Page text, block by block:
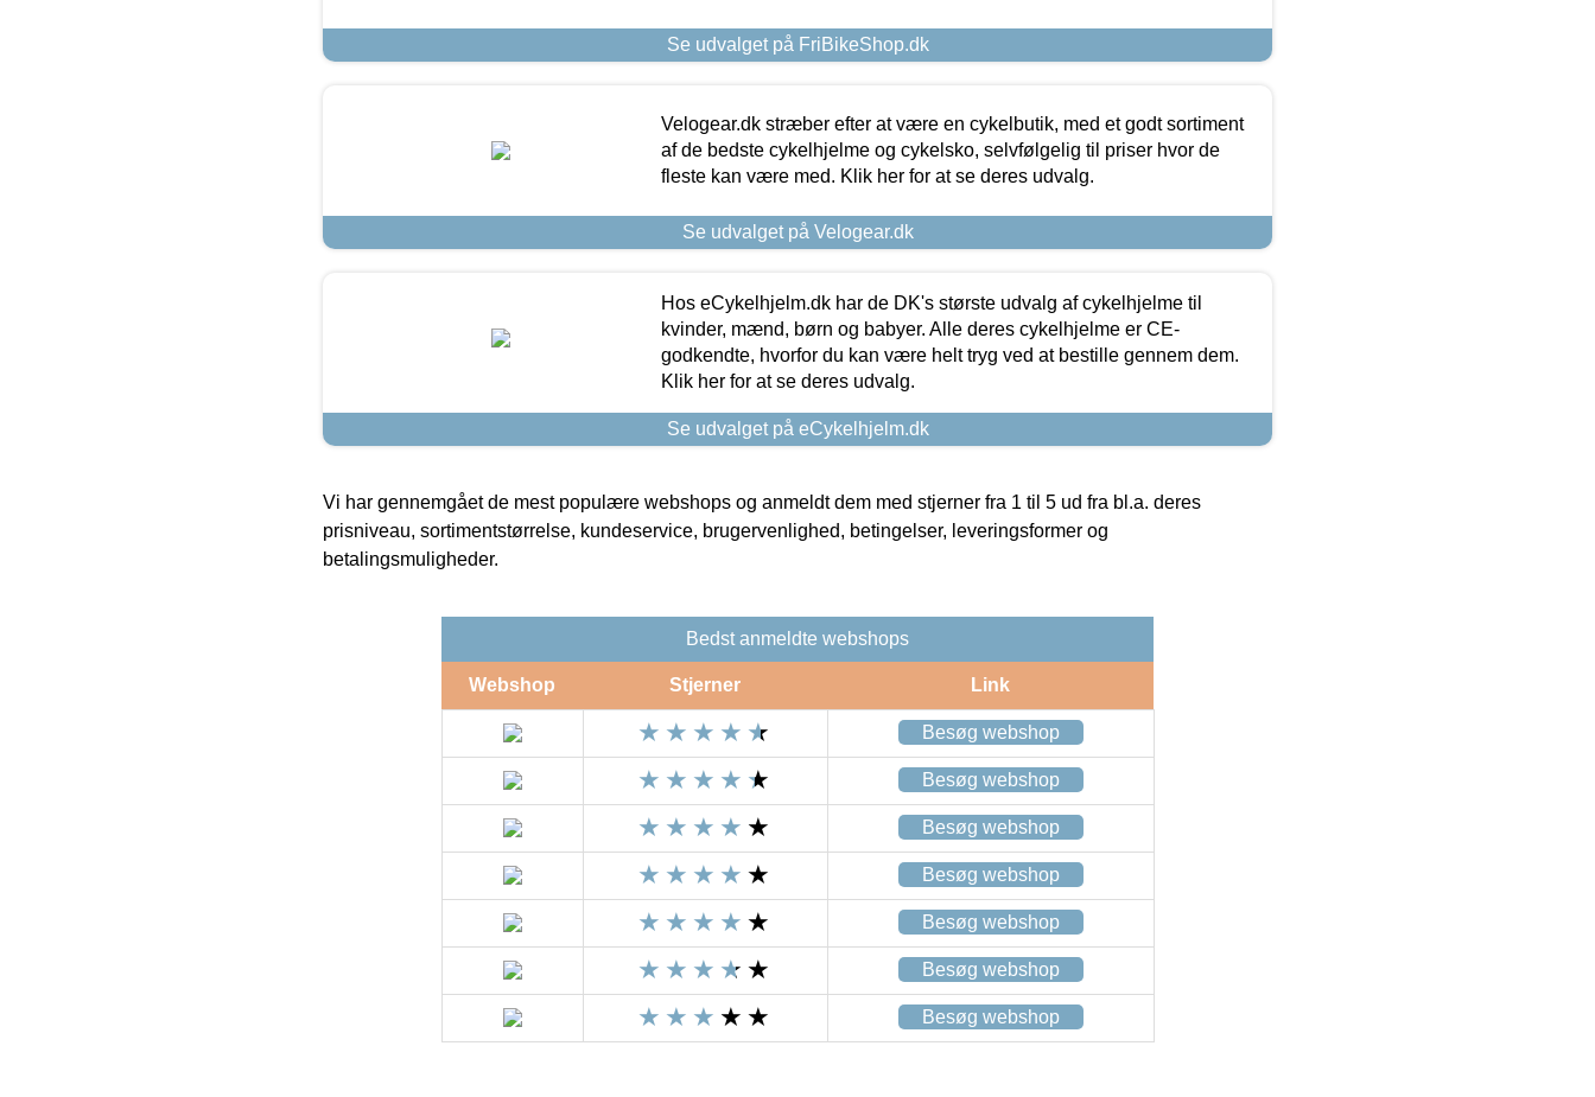
Se udvalget på FriBikeShop.dk
Velogear.dk stræber efter at være en cykelbutik, med et godt sortiment
af de bedste cykelhjelme og cykelsko, selvfølgelig til priser hvor de
fleste kan være med. Klik her for at se deres udvalg.
Se udvalget på Velogear.dk
Hos eCykelhjelm.dk har de DK's største udvalg af cykelhjelme til
kvinder, mænd, børn og babyer. Alle deres cykelhjelme er CE-
godkendte, hvorfor du kan være helt tryg ved at bestille gennem dem.
Klik her for at se deres udvalg.
Se udvalget på eCykelhjelm.dk
Vi har gennemgået de mest populære webshops og anmeldt dem med stjerner fra 1 til 5 ud fra bl.a. deres
prisniveau, sortimentstørrelse, kundeservice, brugervenlighed, betingelser, leveringsformer og
betalingsmuligheder.
Bedst anmeldte webshops
Webshop Stjerner Link
Besøg webshop
Besøg webshop
Besøg webshop
Besøg webshop
Besøg webshop
Besøg webshop
Besøg webshop